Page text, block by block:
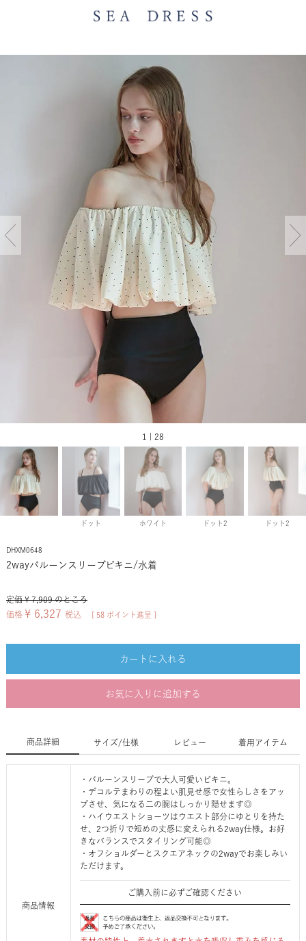
1 | 28
ドット ホワイト ドット2 ドット2
DHXM0648
2wayバルーンスリーブビキニ/水着
定価 ¥ 7,909 のところ
価格 ¥ 6,327 税込 58 ポイント進呈 ]
カートに入れる
お気に入りに追加する
商品詳細 サイズ/仕様 レビュー 着用アイテム
商品情報
・バルーンスリーブで大人可愛いビキニ。
・デコルテまわりの程よい肌見せ感で女性らしさをアッ
プさせ、気になる二の腕はしっかり隠せます◎
・ハイウエストショーツはウエスト部分にゆとりを持た
せ、2つ折りで短めの丈感に変えられる2way仕様。お好
きなバランスでスタイリング可能◎
・オフショルダーとスクエアネックの2wayでお楽しみい
ただけます。
ご購入前に必ずご確認ください